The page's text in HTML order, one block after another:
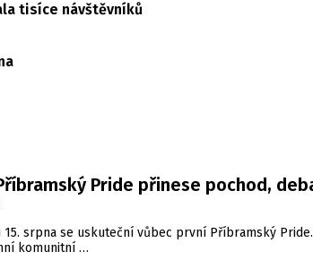
tisíce návštěvníků
Pride přinese pochod,
15. srpna se uskuteční vůbec první Příbramský Pride.
komunitní …